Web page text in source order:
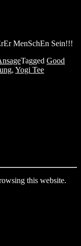
MenSchEn Sein!!!
Tagged Good
, Yogi Tee
this website.